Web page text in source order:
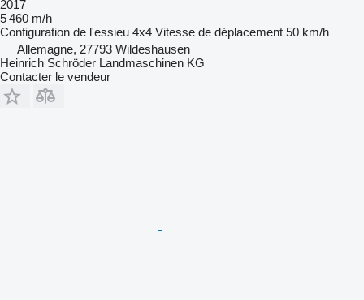
2017
5 460 m/h
Configuration de l'essieu 4x4 Vitesse de déplacement 50 km/h
Allemagne, 27793 Wildeshausen
Heinrich Schröder Landmaschinen KG
Contacter le vendeur